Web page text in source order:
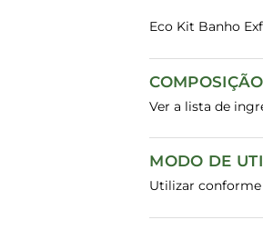
Eco Kit Banho
COMPOSIÇÃO
Ver a lista de
MODO DE
Utilizar conforme